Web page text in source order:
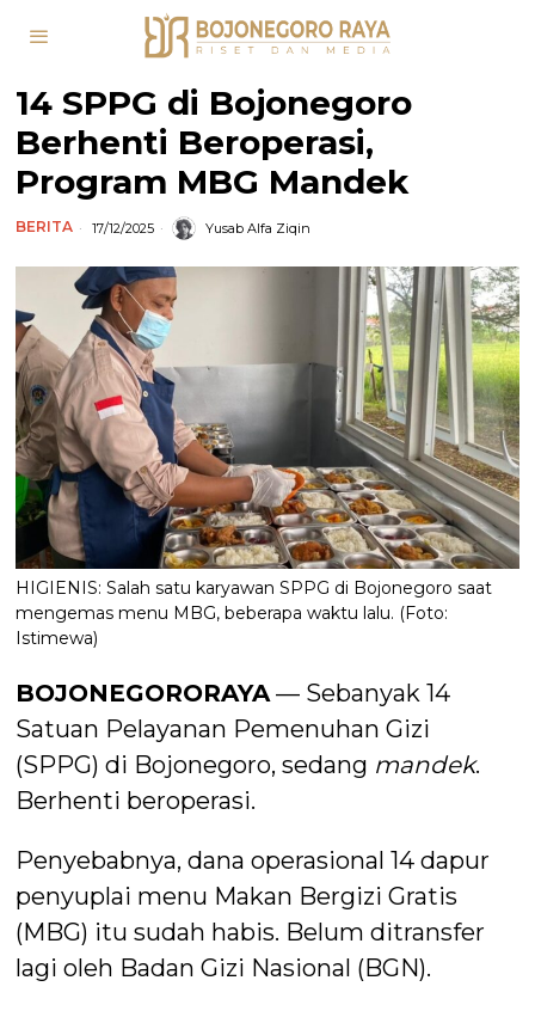
14 SPPG di Bojonegoro
Berhenti Beroperasi,
Program MBG Mandek
BERITA 17/12/2025 Yusab Alfa Ziqin
HIGIENIS: Salah satu karyawan SPPG di Bojonegoro saat
mengemas menu MBG, beberapa waktu lalu. (Foto:
Istimewa)
BOJONEGORORAYA — Sebanyak 14
Satuan Pelayanan Pemenuhan Gizi
(SPPG) di Bojonegoro, sedang mandek.
Berhenti beroperasi.
Penyebabnya, dana operasional 14 dapur
penyuplai menu Makan Bergizi Gratis
(MBG) itu sudah habis. Belum ditransfer
lagi oleh Badan Gizi Nasional (BGN).